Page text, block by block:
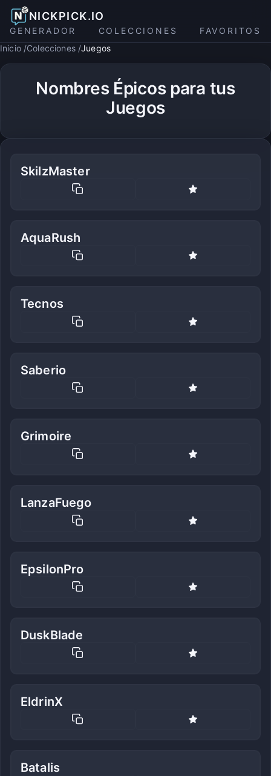
NICKPICK.IO
GENERADOR COLECCIONES
FAVORITOS
Inicio Colecciones Juegos
Nombres Épicos para tus
Juegos
SkilzMaster
AquaRush
Tecnos
Saberio
Grimoire
LanzaFuego
EpsilonPro
DuskBlade
EldrinX
Batalis